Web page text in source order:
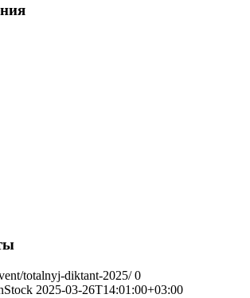
totalnyj-diktant-2025/ 0
2025-03-26T14:01:00+03:00